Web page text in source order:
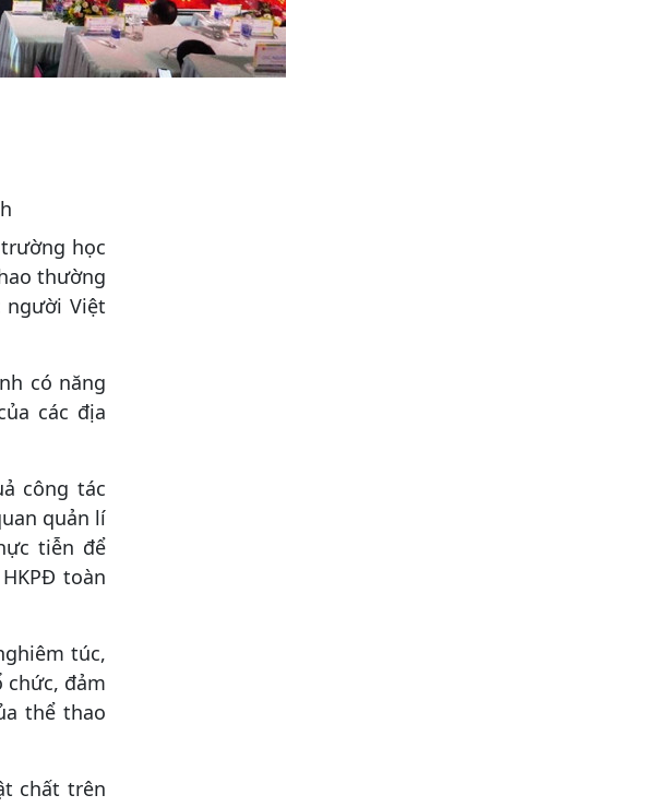
học
thường
người Việt
có năng
các địa
công tác
quản lí
tiễn để
toàn
túc,
chức, đảm
thể thao
chất trên